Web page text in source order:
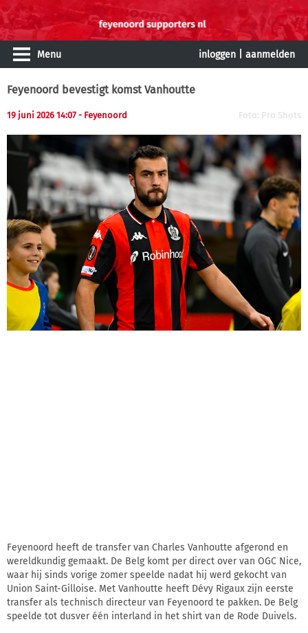
Menu inloggen aanmelden
Feyenoord bevestigt komst Vanhoutte
19 juni 2026 14:07 - Feyenoord Foto: Pro Shots
Feyenoord heeft de transfer van Charles Vanhoutte afgerond en
wereldkundig gemaakt. De Belg komt per direct over van OGC Nice,
waar hij sinds vorige zomer speelde nadat hij werd gekocht van
Union Saint-Gilloise. Met Vanhoutte heeft Dévy Rigaux zijn eerste
transfer als technisch directeur van Feyenoord te pakken. De Belg
speelde tot dusver één interland in het shirt van de Rode Duivels.